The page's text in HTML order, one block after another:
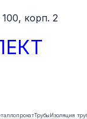
корп. 2
ТрубыИзоляция